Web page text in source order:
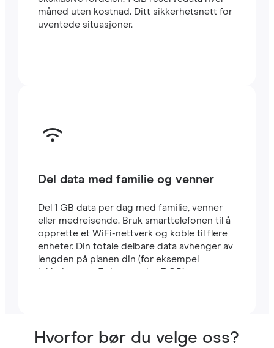
måned uten kostnad. Ditt sikkerhetsnett for
uventede situasjoner.
Del data med familie og venner
Del 1 GB data per dag med familie, venner
eller medreisende. Bruk smarttelefonen til å
opprette et WiFi-nettverk og koble til flere
enheter. Din totale delbare data avhenger av
lengden på planen din (for eksempel
inkluderer en 7-dagers plan 7 GB).
Hvorfor bør du velge oss?